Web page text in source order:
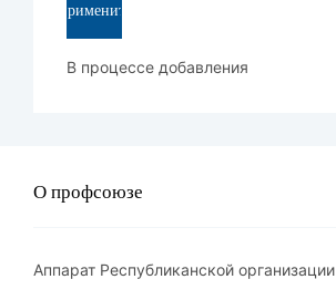
Применить
В процессе добавления
О профсоюзе
Аппарат Республиканской организации